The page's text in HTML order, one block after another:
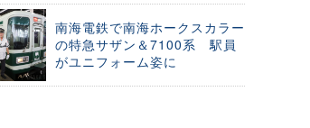
南海電鉄で南海ホークスカラー
の特急サザン＆7100系 駅員
がユニフォーム姿に